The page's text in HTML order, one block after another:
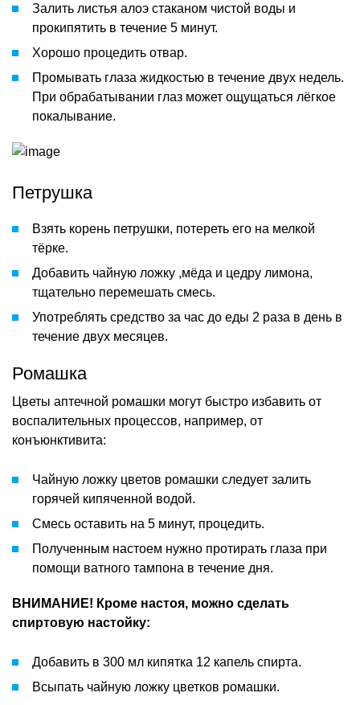
Залить листья алоэ стаканом чистой воды и
прокипятить в течение 5 минут.
Хорошо процедить отвар.
Промывать глаза жидкостью в течение двух недель.
При обрабатывании глаз может ощущаться лёгкое
покалывание.
Петрушка
Взять корень петрушки, потереть его на мелкой
тёрке.
Добавить чайную ложку ,мёда и цедру лимона,
тщательно перемешать смесь.
Употреблять средство за час до еды 2 раза в день в
течение двух месяцев.
Ромашка
Цветы аптечной ромашки могут быстро избавить от
воспалительных процессов, например, от
конъюнктивита:
Чайную ложку цветов ромашки следует залить
горячей кипяченной водой.
Смесь оставить на 5 минут, процедить.
Полученным настоем нужно протирать глаза при
помощи ватного тампона в течение дня.
ВНИМАНИЕ! Кроме настоя, можно сделать
спиртовую настойку:
Добавить в 300 мл кипятка 12 капель спирта.
Всыпать чайную ложку цветков ромашки.